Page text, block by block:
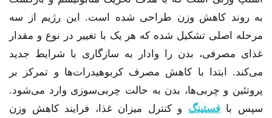
به روند کاهش وزن طراحی شده است. این رژیم از سه
مرحله اصلی تشکیل شده که هر یک با تغییر در نوع و مقدار
غذای مصرفی، بدن را وادار به سازگاری با شرایط جدید
می‌کند. ابتدا با کاهش مصرف کربوهیدرات‌ها و تمرکز بر
پروتئین و چربی‌ها، بدن به حالت چربی‌سوزی وارد می‌شود.
سپس بافستینگ و کنترل میزان غذا، فرایند کاهش وزن